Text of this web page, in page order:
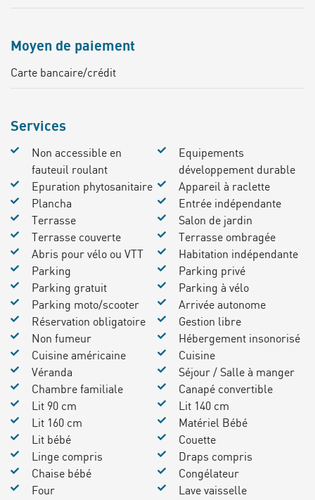
Moyen de paiement
Carte bancaire/crédit
Services
Non accessible en
fauteuil roulant
Equipements
développement durable
Epuration phytosanitaire
Appareil à raclette
Plancha
Entrée indépendante
Terrasse
Salon de jardin
Terrasse couverte
Terrasse ombragée
Abris pour vélo ou VTT
Habitation indépendante
Parking
Parking privé
Parking gratuit
Parking à vélo
Parking moto/scooter
Arrivée autonome
Réservation obligatoire
Gestion libre
Non fumeur
Hébergement insonorisé
Cuisine américaine
Cuisine
Véranda
Séjour / Salle à manger
Chambre familiale
Canapé convertible
Lit 90 cm
Lit 140 cm
Lit 160 cm
Matériel Bébé
Lit bébé
Couette
Linge compris
Draps compris
Chaise bébé
Congélateur
Four
Lave vaisselle